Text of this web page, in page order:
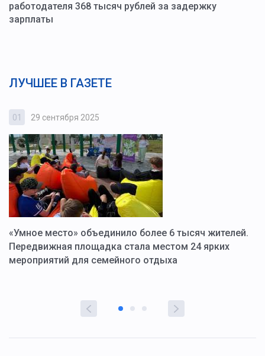
работодателя 368 тысяч рублей за задержку
зарплаты
ЛУЧШЕЕ В ГАЗЕТЕ
01 29 сентября 2025
«Умное место» объединило более 6 тысяч жителей.
Передвижная площадка стала местом 24 ярких
мероприятий для семейного отдыха